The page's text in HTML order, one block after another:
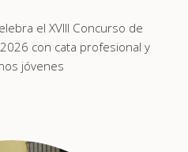
el XVIII Concurso de
con cata profesional y
jóvenes